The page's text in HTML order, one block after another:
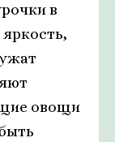
в
овощи